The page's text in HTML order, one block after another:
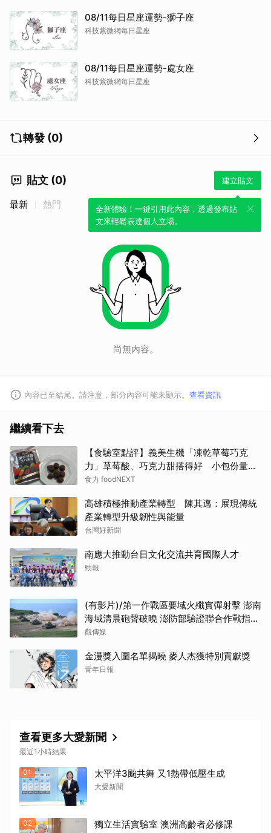
08/11每日星座運勢-獅子座
科技紫微網每日星座
08/11每日星座運勢-處女座
科技紫微網每日星座
轉發 (0)
貼文 (0) 建立貼文
全新體驗！一鍵引用此內容，透過發布貼
文來輕鬆表達個人立場。
最新 熱門
尚無內容。
內容已至結尾。請注意，部分內容可能未顯示。 查看資訊
繼續看下去
【食驗室點評】義美生機「凍乾草莓巧克
力」草莓酸、巧克力甜搭得好 小包份量能
否撐起價格成考驗
食力 foodNEXT
高雄積極推動產業轉型 陳其邁：展現傳統
產業轉型升級韌性與能量
台灣好新聞
南應大推動台日文化交流共育國際人才
勁報
(有影片)/第一作戰區要域火殲實彈射擊 澎南
海域清晨砲聲破曉 澎防部驗證聯合作戰指管
效能
觀傳媒
金漫獎入圍名單揭曉 麥人杰獲特別貢獻獎
青年日報
查看更多大愛新聞
最近1小時結果
01 太平洋3颱共舞 又1熱帶低壓生成
大愛新聞
02 獨立生活實驗室 澳洲高齡者必修課